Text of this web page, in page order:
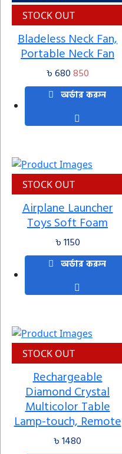
STOCK OUT
Bladeless Neck Fan,
Portable Neck Fan
৳ 680850
অর্ডার করুন
STOCK OUT
Airplane Launcher
Toys Soft Foam
৳ 1150
অর্ডার করুন
STOCK OUT
Rechargeable
Diamond Crystal
Multicolor Table
Lamp-touch, Remote
৳ 1480